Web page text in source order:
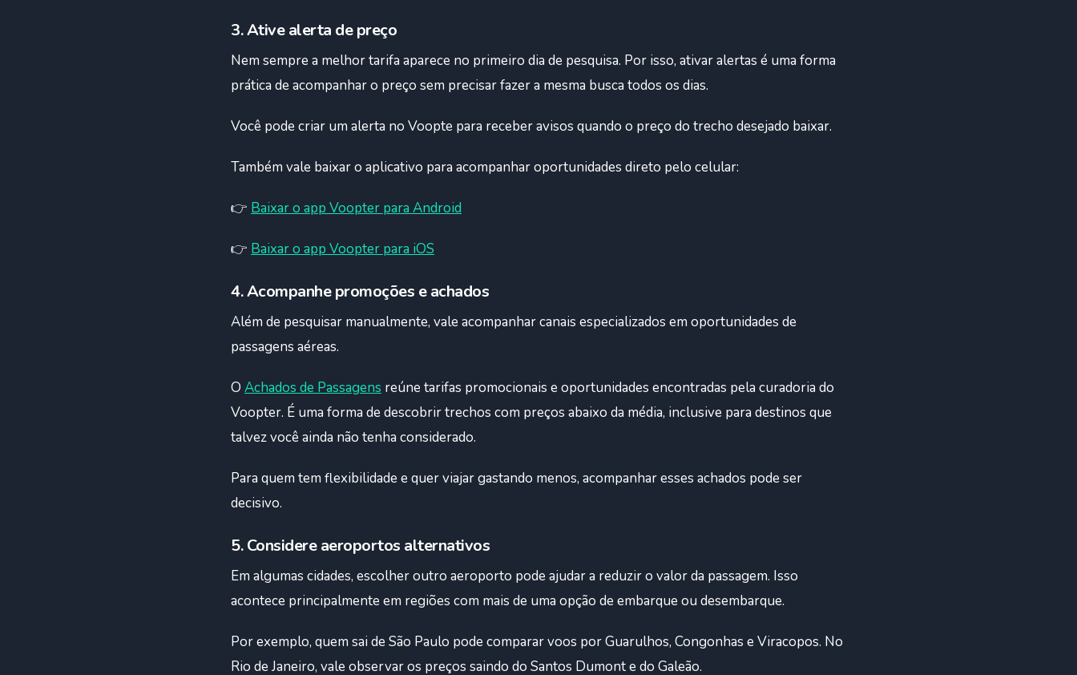
3. Ative alerta de preço
Nem sempre a melhor tarifa aparece no primeiro dia de pesquisa. Por isso, ativar alertas é uma forma
prática de acompanhar o preço sem precisar fazer a mesma busca todos os dias.
Você pode criar um alerta no Voopte para receber avisos quando o preço do trecho desejado baixar.
Também vale baixar o aplicativo para acompanhar oportunidades direto pelo celular:
👉 Baixar o app Voopter para Android
👉 Baixar o app Voopter para iOS
4. Acompanhe promoções e achados
Além de pesquisar manualmente, vale acompanhar canais especializados em oportunidades de
passagens aéreas.
O Achados de Passagens reúne tarifas promocionais e oportunidades encontradas pela curadoria do
Voopter. É uma forma de descobrir trechos com preços abaixo da média, inclusive para destinos que
talvez você ainda não tenha considerado.
Para quem tem flexibilidade e quer viajar gastando menos, acompanhar esses achados pode ser
decisivo.
5. Considere aeroportos alternativos
Em algumas cidades, escolher outro aeroporto pode ajudar a reduzir o valor da passagem. Isso
acontece principalmente em regiões com mais de uma opção de embarque ou desembarque.
Por exemplo, quem sai de São Paulo pode comparar voos por Guarulhos, Congonhas e Viracopos. No
Rio de Janeiro, vale observar os preços saindo do Santos Dumont e do Galeão.